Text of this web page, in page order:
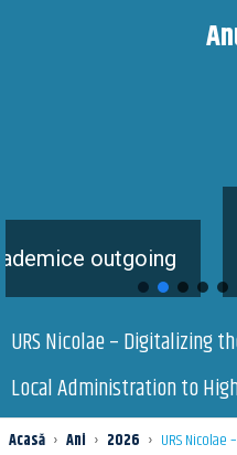
The
URS Nicolae – Digitalizing
Local Administration to
Acasă › Ani › 2026 › URS Nicolae